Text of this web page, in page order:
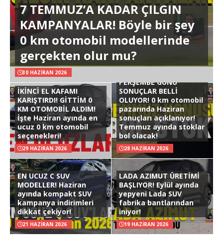
7 TEMMUZ’A KADAR ÇILGIN
KAMPANYALAR! Böyle bir şey
0 km otomobil modellerinde
gerçekten olur mu?
30 HAZIRAN 2026
İKİNCİ EL KAFAMI
KARIŞTIRDI! GİTTİM 0
KM OTOMOBİL ALDIM!
İşte Haziran ayında en
ucuz 0 km otomobil
seçenekleri!
29 HAZIRAN 2026
PERŞEMBE GÜNÜ
SONUÇLAR BELLİ
OLUYOR! 0 km otomobil
pazarında Haziran
sonuçları açıklanıyor!
Temmuz ayında stoklar
bol olacak!
28 HAZIRAN 2026
EN UCUZ C SUV
MODELLER! Haziran
ayında kompakt SUV
kampanya indirimleri
dikkat çekiyor!
21 HAZIRAN 2026
LADA AZIMUT ÜRETİMİ
BAŞLIYOR! Eylül ayında
yepyeni Lada SUV
fabrika bantlarından
iniyor!
19 HAZIRAN 2026